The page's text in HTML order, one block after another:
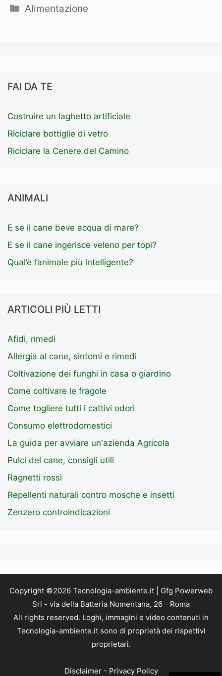
Categorie
Alimentazione
FAI DA TE
Costruire un laghetto artificiale
Riciclare bottiglie di vetro
Riciclare la Cenere del Camino
ANIMALI
E se il cane beve acqua di mare?
E se il cane ingerisce veleno per topi?
Qual’è l’animale più intelligente?
ARTICOLI PIÙ LETTI
Afidi, rimedi
Allergia al cane, sintomi e rimedi
Coltivazione dei funghi in casa o giardino
Come coltivare le fragole
Come togliere tutti i cattivi odori
Consumo elettrodomestici
La guida per avviare un'azienda Agricola
Pulci del cane, consigli utili
Ragnetti rossi
Repellenti naturali contro mosche e insetti
Zenzero controindicazioni
Copyright ©2026 Tecnologia-ambiente.it | Gfg Powerweb
Srl - via della Batteria Nomentana, 26 - Roma
All rights reserved. Loghi, immagini e video contenuti in
Tecnologia-ambiente.it sono di proprietà dei rispettivi
proprietari.
Disclaimer- Privacy Policy